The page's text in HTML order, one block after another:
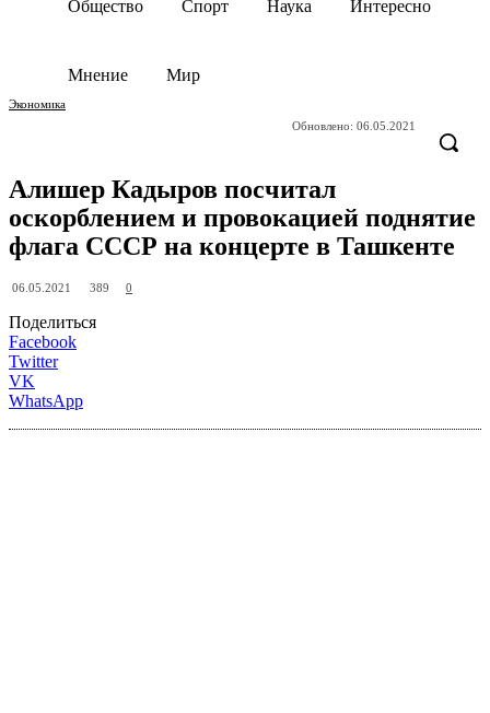
Общество Спорт Наука Интересно
Мнение Мир
Экономика
Обновлено: 06.05.2021
Алишер Кадыров посчитал
оскорблением и провокацией поднятие
флага СССР на концерте в Ташкенте
06.05.2021 389 0
Поделиться
Facebook
Twitter
VK
WhatsApp